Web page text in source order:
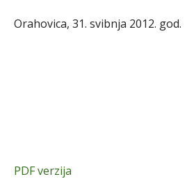
Orahovica, 31. svibnja 2012. god.
PDF verzija